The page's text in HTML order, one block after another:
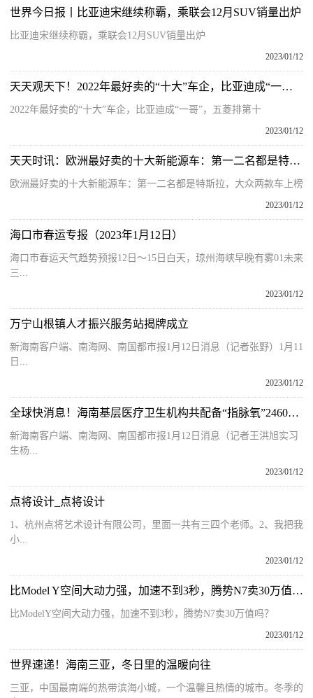
世界今日报丨比亚迪宋继续称霸，乘联会12月SUV销量出炉
比亚迪宋继续称霸，乘联会12月SUV销量出炉
2023/01/12
天天观天下！2022年最好卖的“十大”车企，比亚迪成“一哥”，五菱排第十
2022年最好卖的“十大”车企，比亚迪成“一哥”，五菱排第十
2023/01/12
天天时讯：欧洲最好卖的十大新能源车：第一二名都是特斯拉，大众两款车上榜
欧洲最好卖的十大新能源车：第一二名都是特斯拉，大众两款车上榜
2023/01/12
海口市春运专报（2023年1月12日）
海口市春运天气趋势预报12日～15日白天，琼州海峡早晚有雾01未来
三...
2023/01/12
万宁山根镇人才振兴服务站揭牌成立
新海南客户端、南海网、南国都市报1月12日消息（记者张野）1月11
日...
2023/01/12
全球快消息！海南基层医疗卫生机构共配备“指脉氧”24609个 103人因监测异常及时转诊
新海南客户端、南海网、南国都市报1月12日消息（记者王洪旭实习
生杨...
2023/01/12
点将设计_点将设计
1、杭州点将艺术设计有限公司，里面一共有三四个老师。2、我把我
小...
2023/01/12
比Model Y空间大动力强，加速不到3秒，腾势N7卖30万值吗？
比ModelY空间大动力强，加速不到3秒，腾势N7卖30万值吗？
2023/01/12
世界速递！海南三亚，冬日里的温暖向往
三亚，中国最南端的热带滨海小城，一个温馨且热情的城市。冬季的